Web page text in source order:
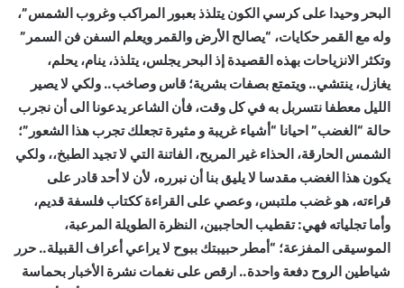
البحر وحيدا على كرسي الكون يتلذذ بعبور المراكب وغروب الشمس”،
وله مع القمر حكايات، “يصالح الأرض والقمر ويعلم السفن فن السمر”
وتكثر الانزياحات بهذه القصيدة إذ البحر يجلس، يتلذذ، ينام، يحلم،
يغازل، ينتشي.. ويتمتع بصفات بشرية؛ قاس وصاخب.. ولكي لا يصير
الليل معطفا نتسربل به في كل وقت، فأن الشاعر يدعونا الى أن نجرب
حالة “الغضب” احيانا “أشياء غريبة و مثيرة تجعلك تجرب هذا الشعور”؛
الشمس الحارقة، الحذاء غير المريح، الفاتنة التي لا تجيد الطبخ،، ولكي
يكون هذا الغضب مقدسا لا يليق بنا أن نبرره، لأن لا أحد قادر على
قراءته، هو غضب ملتبس، وعصي على القراءة ككتاب فلسفة قديم،
وأما تجلياته فهي: تقطيب الحاجبين، النظرة الطويلة المرعبة،
الموسيقى المفزعة؛ “أمطر حبيبتك ببوح لا يراعي أعراف القبيلة.. حرر
شياطين الروح دفعة واحدة.. ارقص على نغمات نشرة الأخبار بحماسة